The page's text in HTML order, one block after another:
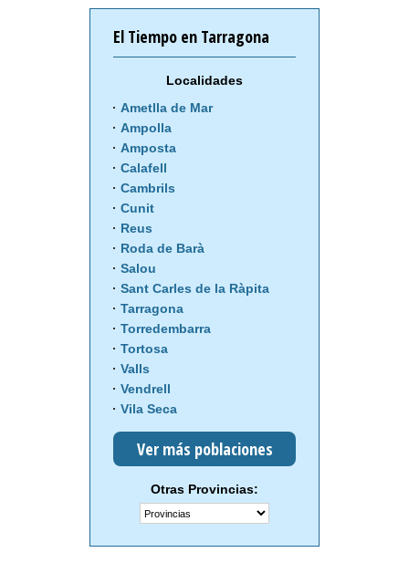
El Tiempo en Tarragona
Localidades
Ametlla de Mar
Ampolla
Amposta
Calafell
Cambrils
Cunit
Reus
Roda de Barà
Salou
Sant Carles de la Ràpita
Tarragona
Torredembarra
Tortosa
Valls
Vendrell
Vila Seca
Ver más poblaciones
Otras Provincias: